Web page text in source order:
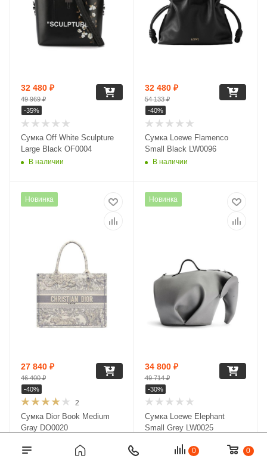
Сумка Off White Sculpture
Large Black OF0004
В наличии
32 480 ₽
49 969₽
-35%
Сумка Loewe Flamenco
Small Black LW0096
В наличии
32 480₽
54 133₽
-40%
Новинка
2
Сумка Dior Book Medium
Gray DO0020
27 840 ₽
46 400₽
-40%
Новинка
Сумка Loewe Elephant
Small Grey LW0025
34 800₽
49 714₽
-30%
0 0